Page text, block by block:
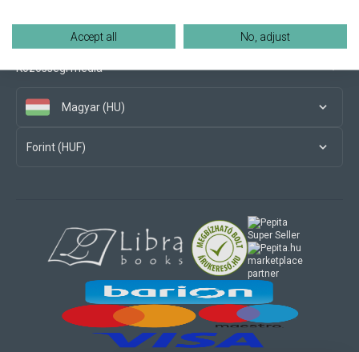
Közösségi média
Magyar (HU)
Forint (HUF)
marketplace
partner
Accept all No, adjust